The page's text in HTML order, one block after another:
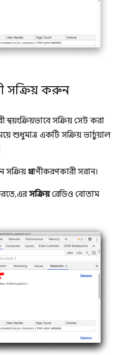
সক্রিয় করুন
স্বয়ংক্রিয়ভাবে সক্রিয় সেট করা
শুধুমাত্র একটি সক্রিয় ভার্চুয়াল
সক্রিয় প্রমাণীকরণকারী সরান।
এরসক্রিয়রেডিও বোতাম